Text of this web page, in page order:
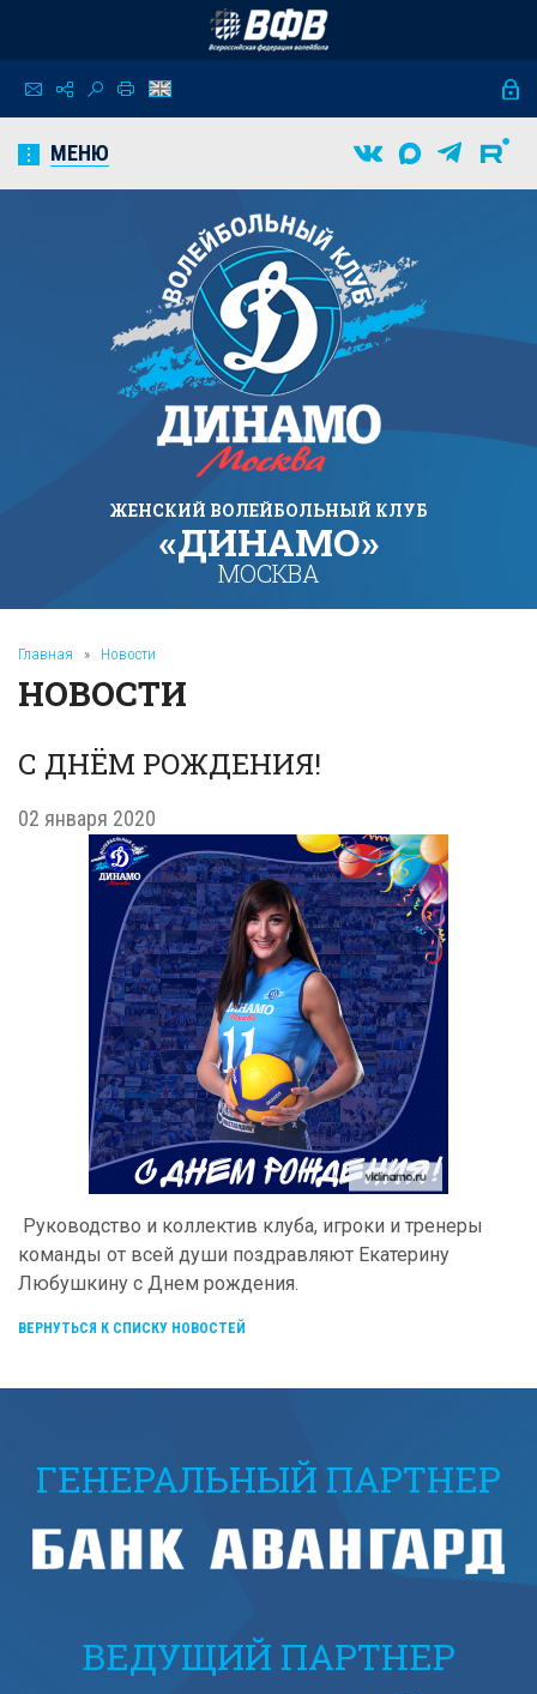
МЕНЮ
ЖЕНСКИЙ ВОЛЕЙБОЛЬНЫЙ КЛУБ
«ДИНАМО»
МОСКВА
Главная » Новости
НОВОСТИ
С ДНЁМ РОЖДЕНИЯ!
02 января 2020
Руководство и коллектив клуба, игроки и тренеры
команды от всей души поздравляют Екатерину
Любушкину с Днем рождения.
ВЕРНУТЬСЯ К СПИСКУ НОВОСТЕЙ
ГЕНЕРАЛЬНЫЙ ПАРТНЕР
ВЕДУЩИЙ ПАРТНЕР